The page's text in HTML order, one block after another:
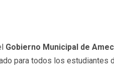
Gobierno Municipal de
para todos los estudiantes